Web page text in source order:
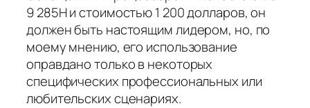
9 285H и стоимостью 1 200 долларов, он
долженбыть настоящим лидером, но, по
моему мнению, его использование
оправданотолько в некоторых
специфических профессиональных или
любительских сценариях.